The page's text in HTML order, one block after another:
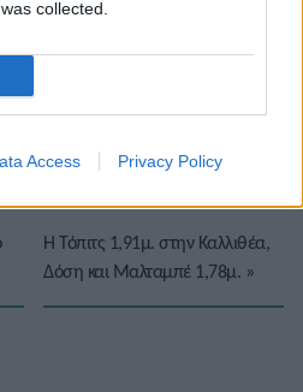
collected.
Access Privacy Policy
Η Τόπιτς 1,91μ. στην Καλλιθέα,
Δόση και Μαλταμπέ 1,78μ. »